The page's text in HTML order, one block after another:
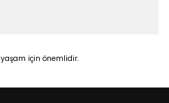
yaşam için önemlidir.